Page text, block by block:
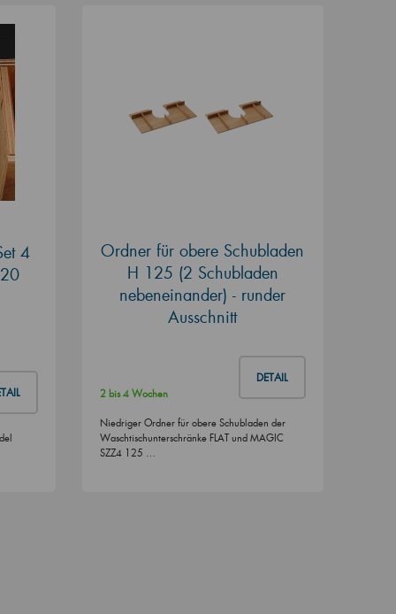
4
Ordner für obere Schubladen
H 125 (2 Schubladen
nebeneinander) - runder
Ausschnitt
DETAIL
2 bis 4 Wochen
Niedriger Ordner für obere Schubladen der
Waschtischunterschränke FLAT und MAGIC
SZZ4 125 …